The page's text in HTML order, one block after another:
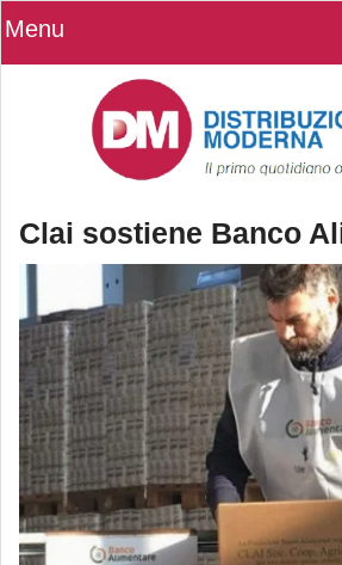
Menu
Clai sostiene Banco